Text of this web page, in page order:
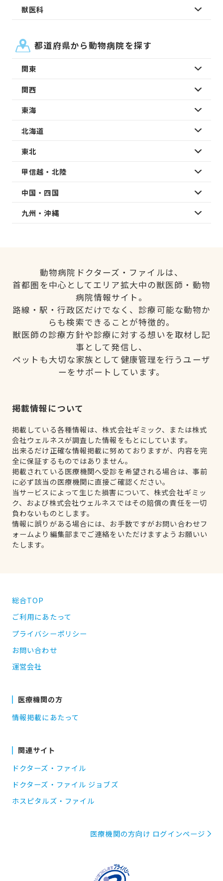
獣医科
都道府県から動物病院を探す
関東
関西
東海
北海道
東北
甲信越・北陸
中国・四国
九州・沖縄
動物病院ドクターズ・ファイルは、
首都圏を中心としてエリア拡大中の獣医師・動物
病院情報サイト。
路線・駅・行政区だけでなく、診療可能な動物か
らも検索できることが特徴的。
獣医師の診療方針や診療に対する想いを取材し記
事として発信し、
ペットも大切な家族として健康管理を行うユーザ
ーをサポートしています。
掲載情報について
掲載している各種情報は、株式会社ギミック、または株式
会社ウェルネスが調査した情報をもとにしています。
出来るだけ正確な情報掲載に努めておりますが、内容を完
全に保証するものではありません。
掲載されている医療機関へ受診を希望される場合は、事前
に必ず該当の医療機関に直接ご確認ください。
当サービスによって生じた損害について、株式会社ギミッ
ク、および株式会社ウェルネスではその賠償の責任を一切
負わないものとします。
情報に誤りがある場合には、お手数ですがお問い合わせフ
ォームより編集部までご連絡をいただけますようお願いい
たします。
総合TOP
ご利用にあたって
プライバシーポリシー
お問い合わせ
運営会社
医療機関の方
情報掲載にあたって
関連サイト
ドクターズ・ファイル
ドクターズ・ファイル ジョブズ
ホスピタルズ・ファイル
医療機関の方向け ログインページ